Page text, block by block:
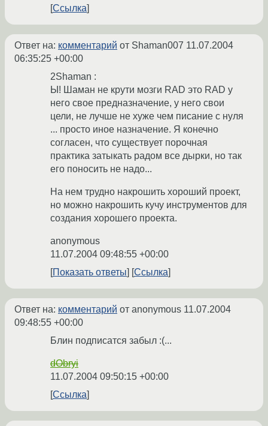
Ссылка
Ответ на: комментарий от Shaman007 11.07.2004
06:35:25 +00:00
2Shaman :
Ы! Шаман не крути мозги RAD это RAD у
него свое предназначение, у него свои
цели, не лучше не хуже чем писание с нуля
... просто иное назначение. Я конечно
согласен, что существует порочная
практика затыкать радом все дырки, но так
его поносить не надо...
На нем трудно накрошить хороший проект,
но можно накрошить кучу инструментов для
создания хорошего проекта.
anonymous
11.07.2004 09:48:55 +00:00
Показать ответы
Ссылка
Ответ на: комментарий от anonymous 11.07.2004
09:48:55 +00:00
Блин подписатся забыл :(...
dObryi
11.07.2004 09:50:15 +00:00
Ссылка